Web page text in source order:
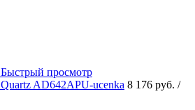
Быстрый просмотр
AD642APU-ucenka 8 176 руб. /